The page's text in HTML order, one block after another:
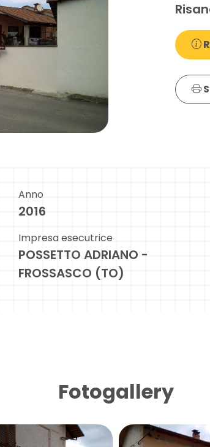
Anno
2016
Impresa esecutrice
POSSETTO ADRIANO -
FROSSASCO (TO)
Fotogallery